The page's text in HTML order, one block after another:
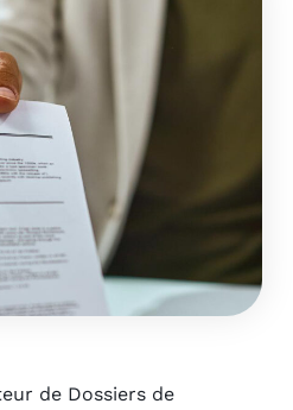
de Dossiers de